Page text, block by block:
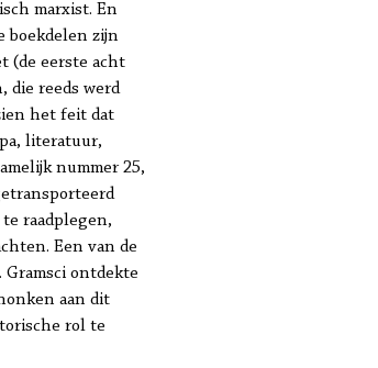
marxist. En
boekdelen zijn
(de eerste acht
die reeds werd
het feit dat
literatuur,
nummer 25,
raadplegen,
Een van de
ontdekte
aan dit
rol te